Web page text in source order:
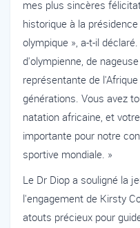
mes plus sincères
historique à la
olympique », a-t-il
d'olympienne, de
représentante de
générations. Vous avez
natation africaine, et
importante pour notre
sportive mondiale. »
Le Dr Diop a souligné la
l'engagement de Kirsty
atouts précieux pour